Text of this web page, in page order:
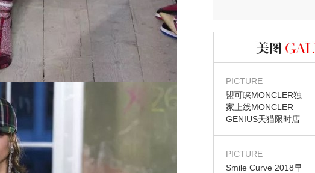
图库
PICTURE
盟可睐MONCLER独
家上线MONCLER
GENIUS天猫限时店
PICTURE
Smile Curve 2018早